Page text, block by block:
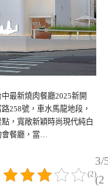
最新燒肉餐廳2025新開
258號，車水馬龍地段，
，寬敞新穎時尚現代純白
餐廳，當…
3/
(2
(2)